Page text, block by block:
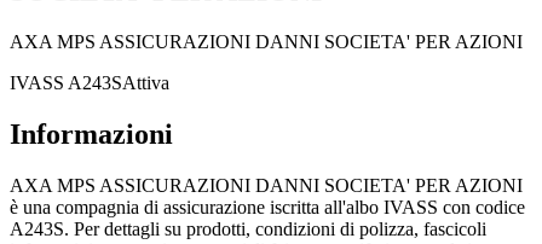
AXA MPS ASSICURAZIONI DANNI SOCIETA' PER AZIONI
IVASS A243SAttiva
Informazioni
AXA MPS ASSICURAZIONI DANNI SOCIETA' PER AZIONI
è una compagnia di assicurazione iscritta all'albo IVASS con codice
A243S. Per dettagli su prodotti, condizioni di polizza, fascicoli